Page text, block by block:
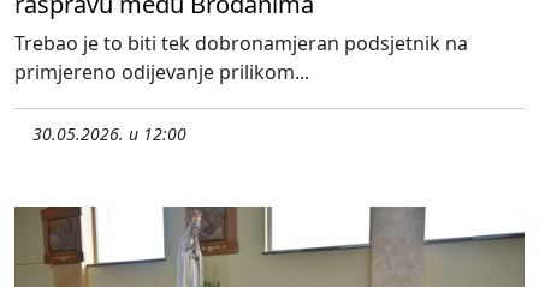
Trebao je to biti tek dobronamjeran podsjetnik na
primjereno odijevanje prilikom...
30.05.2026. u 12:00